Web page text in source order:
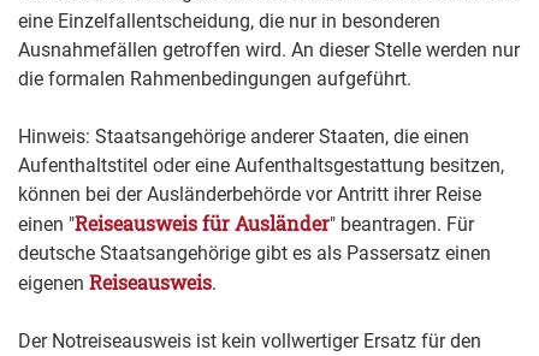
eine Einzelfallentscheidung, die nur in besonderen
Ausnahmefällen getroffen wird. An dieser Stelle werden nur
die formalen Rahmenbedingungen aufgeführt.
Hinweis: Staatsangehörige anderer Staaten, die einen
Aufenthaltstitel oder eine Aufenthaltsgestattung besitzen,
können bei der Ausländerbehörde vor Antritt ihrer Reise
einen "Reiseausweis für Ausländer" beantragen. Für
deutsche Staatsangehörige gibt es als Passersatz einen
eigenen Reiseausweis.
Der Notreiseausweis ist kein vollwertiger Ersatz für den